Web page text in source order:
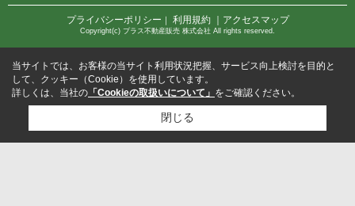
プライバシーポリシー ｜ 利用規約 ｜アクセスマップ
Copyright(c) プラス不動産販売 株式会社 All rights reserved.
当サイトでは、お客様の当サイト利用状況把握、サービス向上検討を目的と
して、クッキー（Cookie）を使用しています。
詳しくは、当社の 「Cookieの取扱いについて」 をご確認ください。
閉じる